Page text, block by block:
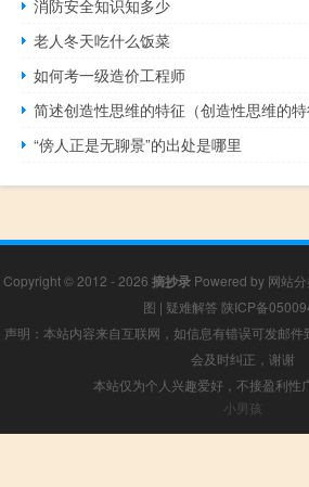
消防安全知识知多少
老人冬天吃什么饭菜
如何考一级造价工程师
简述创造性思维的特征（创造性思维的特
“傍人正是无聊景”的出处是哪里
Copyright © 2012 - 2026 摘抄录 Powered by 网站
图 | 疑难解答 陕ICP备
声明：本站内容来自互联网，如信息有错误可发邮
会及时纠正，谢谢
本站仅为个人兴趣爱好，不接盈利性
小男孩